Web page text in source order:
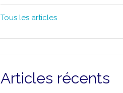
Tous les articles
Articles récents